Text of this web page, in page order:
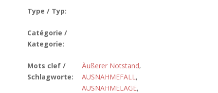
Type / Typ:
Catégorie /
Kategorie:
Mots clef /
Schlagworte:
Äußerer Notstand,
AUSNAHMEFALL,
AUSNAHMELAGE,